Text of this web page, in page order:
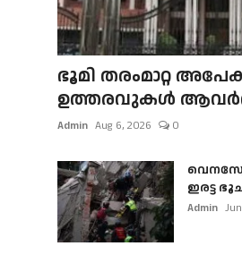
ഭൂമി തരംമാറ്റ
ഉത്തരവുകൾ
Admin Aug 6, 2026 0
ഇരട്ട
Admin